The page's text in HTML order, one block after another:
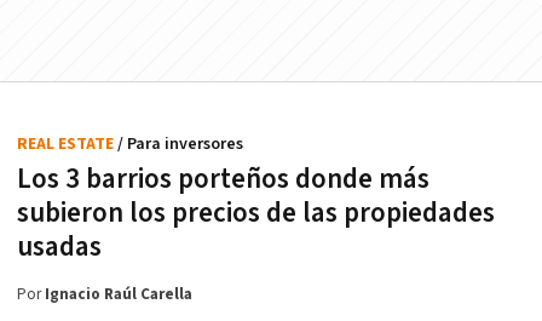
Los 3 barrios porteños donde más
subieron los precios de las propiedades
usadas
REAL ESTATE/ Para inversores
PorIgnacio Raúl Carella